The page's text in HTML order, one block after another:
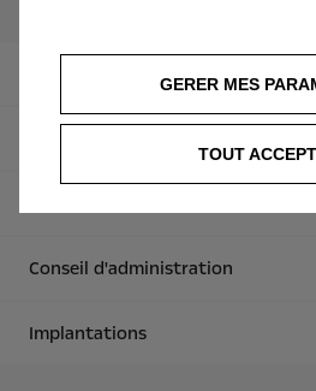
Conseil d'administration
Implantations
GERER MES
TOUT